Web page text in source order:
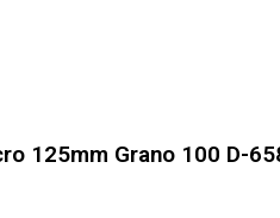
125mm Grano 100 D-